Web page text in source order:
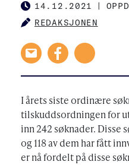
PUBLISHED
14.12.2021
AUTHOR
REDAKSJONEN
I årets siste ordinære
tilskuddsordningen for
inn 242 søknader. Disse
og 118 av dem har fått
er nå fordelt på disse